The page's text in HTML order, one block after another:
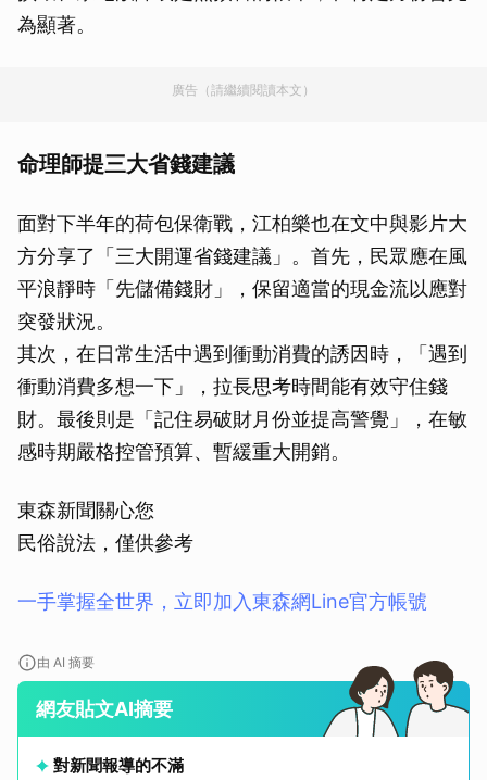
為顯著。
廣告（請繼續閱讀本文）
命理師提三大省錢建議
面對下半年的荷包保衛戰，江柏樂也在文中與影片大
方分享了「三大開運省錢建議」。首先，民眾應在風
平浪靜時「先儲備錢財」，保留適當的現金流以應對
突發狀況。
其次，在日常生活中遇到衝動消費的誘因時，「遇到
衝動消費多想一下」，拉長思考時間能有效守住錢
財。最後則是「記住易破財月份並提高警覺」，在敏
感時期嚴格控管預算、暫緩重大開銷。
東森新聞關心您
民俗說法，僅供參考
一手掌握全世界，立即加入東森網Line官方帳號
由 AI 摘要
網友貼文AI摘要
對新聞報導的不滿